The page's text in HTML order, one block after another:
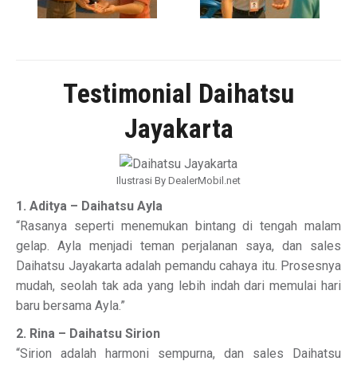
Testimonial Daihatsu
Jayakarta
Ilustrasi By DealerMobil.net
1. Aditya – Daihatsu Ayla
“Rasanya seperti menemukan bintang di tengah malam
gelap. Ayla menjadi teman perjalanan saya, dan sales
Daihatsu Jayakarta adalah pemandu cahaya itu. Prosesnya
mudah, seolah tak ada yang lebih indah dari memulai hari
baru bersama Ayla.”
2. Rina – Daihatsu Sirion
“Sirion adalah harmoni sempurna, dan sales Daihatsu